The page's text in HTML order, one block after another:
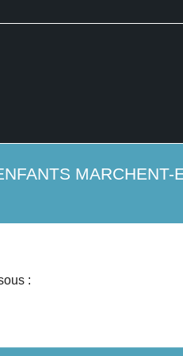
MARCHENT-
: